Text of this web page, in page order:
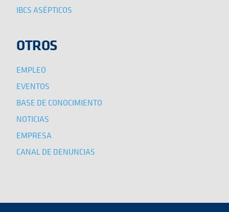
IBCS ASÉPTICOS
OTROS
EMPLEO
EVENTOS
BASE DE CONOCIMIENTO
NOTICIAS
EMPRESA
CANAL DE DENUNCIAS